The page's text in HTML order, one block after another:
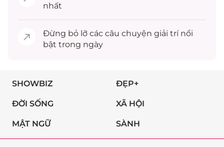
nhất
Đừng bỏ lỡ các câu chuyện giải trínổi
bật trong ngày
SHOWBIZ ĐẸP+
ĐỜI SỐNG XÃ HỘI
MẬT NGỮ SÀNH